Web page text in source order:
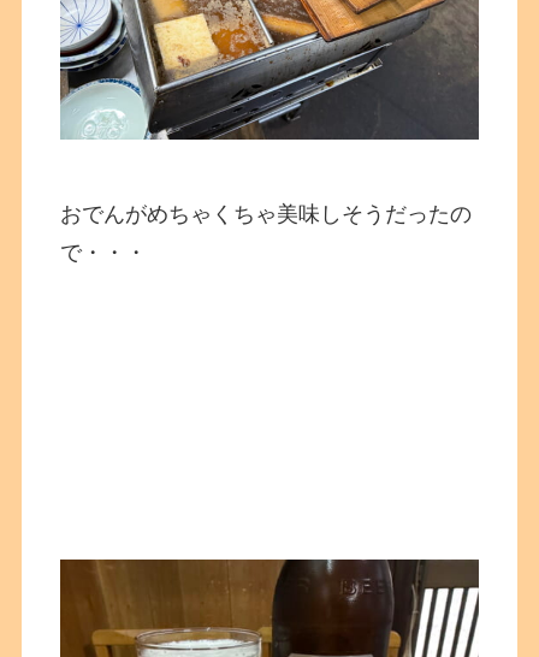
おでんがめちゃくちゃ美味しそうだったの
で・・・